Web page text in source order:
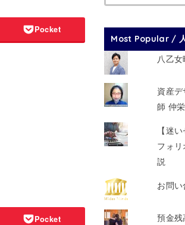
Pocket
Pocket
Most Popular /
八乙
資産
師 仲
【迷
フォ
説
お問
預金